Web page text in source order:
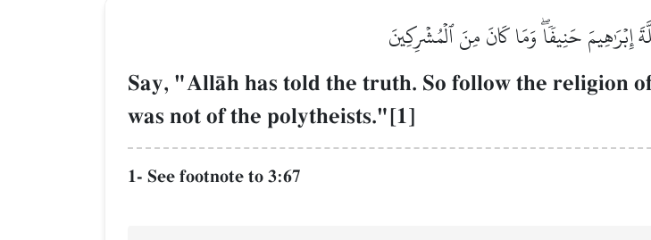
إِبۡرَٰهِيمَ حَنِيفٗاۖ وَمَا كَانَ مِنَ ٱلۡمُشۡرِكِينَ
Say, "AllŒh has told the truth. So follow the religion
was not of the polytheists."[1]
1- See footnote to 3:67